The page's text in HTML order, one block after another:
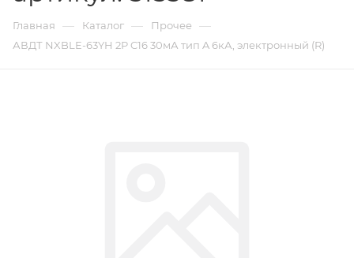
Главная — Каталог — Прочее —
АВДТ NXBLE-63YH 2P C16 30мА тип A 6кА, электронный (R)